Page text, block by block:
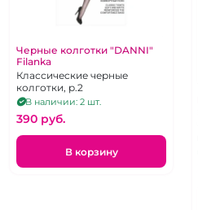
Черные колготки "DANNI"
Filanka
Классические черные
колготки, р.2
В наличии: 2 шт.
390 pуб.
В корзину